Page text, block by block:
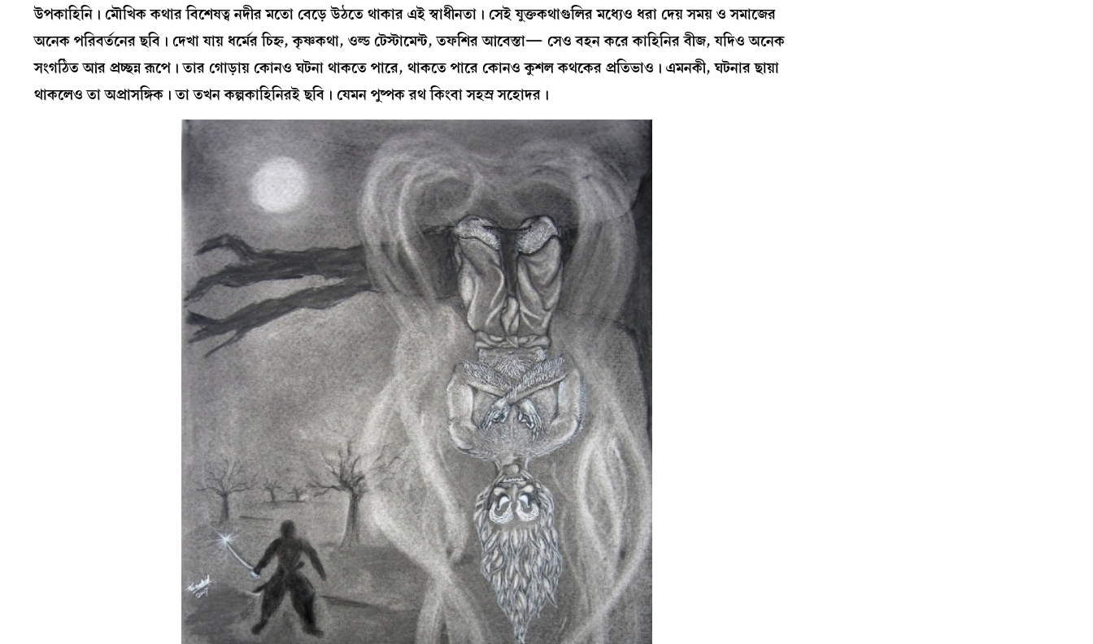
উপকাহিনি। মৌখিক কথার বিশেষত্ব নদীর মতো বেড়ে উঠতে থাকার এই স্বাধীনতা। সেই যুক্তকথাগুলির মধ্যেও ধরা দেয় সময় ও সমাজের
অনেক পরিবর্তনের ছবি। দেখা যায় ধর্মের চিহ্ন, কৃষ্ণকথা, ওল্ড টেস্টামেন্ট, তফশির আবেস্তা— সেও বহন করে কাহিনির বীজ, যদিও অনেক
সংগঠিত আর প্রচ্ছন্ন রূপে। তার গোড়ায় কোনও ঘটনা থাকতে পারে, থাকতে পারে কোনও কুশল কথকের প্রতিভাও। এমনকী, ঘটনার ছায়া
থাকলেও তা অপ্রাসঙ্গিক। তা তখন কল্পকাহিনিরই ছবি। যেমন পুষ্পক রথ কিংবা সহস্র সহোদর।